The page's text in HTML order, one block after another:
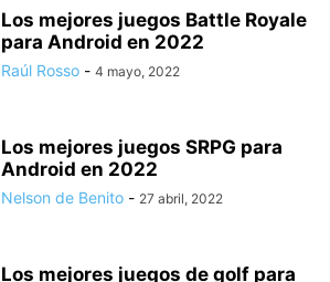
Los mejores juegos Battle Royale
para Android en 2022
Raúl Rosso - 4 mayo, 2022
Los mejores juegos SRPG para
Android en 2022
Nelson de Benito - 27 abril, 2022
Los mejores juegos de golf para